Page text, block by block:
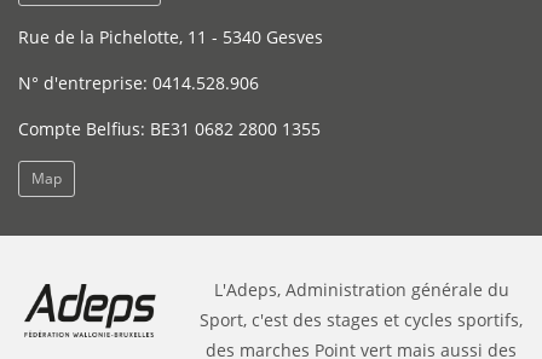
Rue de la Pichelotte, 11 - 5340 Gesves
N° d'entreprise: 0414.528.906
Compte Belfius: BE31 0682 2800 1355
Map
L'Adeps, Administration générale du
Sport, c'est des stages et cycles sportifs,
des marches Point vert mais aussi des